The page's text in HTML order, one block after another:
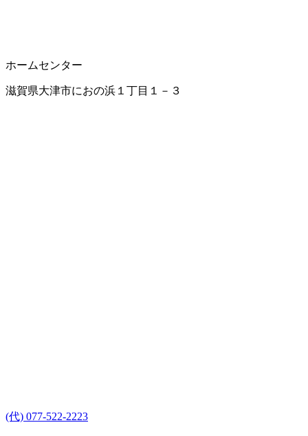
ホームセンター
滋賀県大津市におの浜１丁目１－３
(代) 077-522-2223